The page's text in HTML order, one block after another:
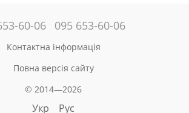
60-06 095 653-60-06
Контактна інформація
Повна версія сайту
© 2014—2026
Укр Рус